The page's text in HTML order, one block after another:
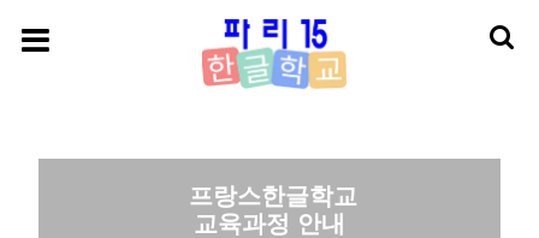
프랑스한글학교
교육과정 안내